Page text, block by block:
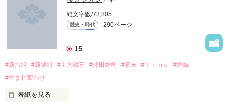
続編完結しました(o＾＾o)
題名は、『Ｔｉｍｅ〜元新撰組と現代少女〜』です(*´｀*)
短編集公開中です!!
こちらの題名は、『Ｔｉｍｅ〜幕末と平成と時々鬼〜』です(*
*.+.＊──────＊.+.*
瑠鈴様
*.+.＊──────＊.+.*
作者は某人気新撰組恋愛シュミレーションゲームの大ファンで
任でお願いします。
只今多忙にて亀更新です、すみません
「私ここが・・・皆が大好きです」
総文字数/73,805
歴史・時代 290ページ
15
#新撰組 #新選組 #土方歳三 #沖田総司 #幕末 #Ｔｉｍｅ
#続編
#生まれ変わり
表紙を見る